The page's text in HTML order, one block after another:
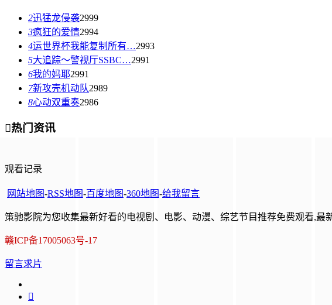
2迅猛龙侵袭2999
3疯狂的爱情2994
4运世界杯我能复制所有…2993
5大追踪〜警视厅SSBC…2991
6我的妈耶2991
7新攻壳机动队2989
8心动双重奏2986
热门资讯
观看记录
网站地图-RSS地图-百度地图-360地图-给我留言
策驰影院为您收集最新好看的电视剧、电影、动漫、综艺节目推荐免费观看,最
赣ICP备17005063号-17
留言求片
